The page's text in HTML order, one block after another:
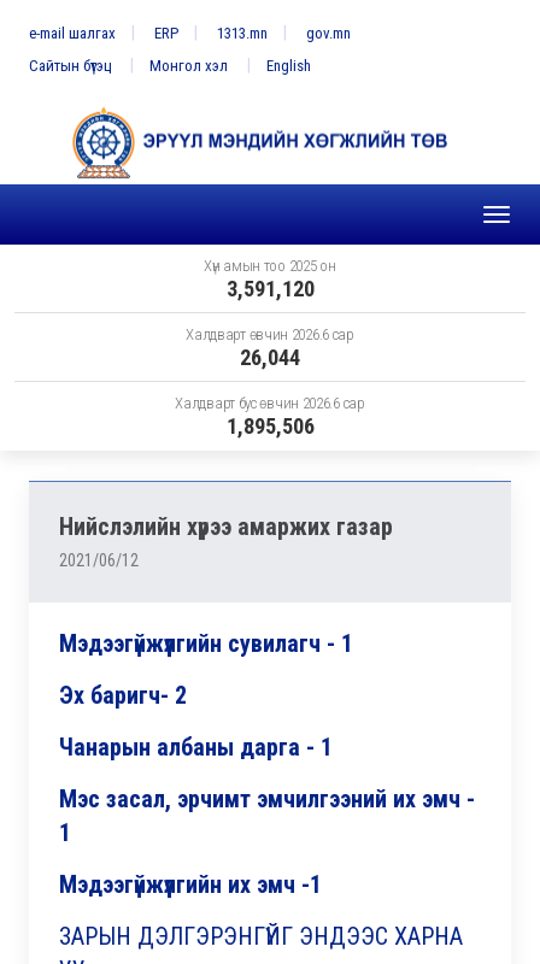
e-mail шалгах ERP 1313.mn
gov.mn
Сайтын бүтэц
Монгол хэл English
Toggle
Хүн амын тоо 2025 он
3,591,120
Халдварт өвчин 2026.6 сар
26,044
Халдварт бус өвчин 2026.6 сар
1,895,506
Нийслэлийн хүрээ амаржих газар
2021/06/12
Мэдээгүйжүүлгийн сувилагч - 1
Эх баригч- 2
Чанарын албаны дарга - 1
Мэс засал, эрчимт эмчилгээний их эмч -
1
Мэдээгүйжүүлгийн их эмч -1
ЗАРЫН ДЭЛГЭРЭНГҮЙГ ЭНДЭЭС ХАРНА